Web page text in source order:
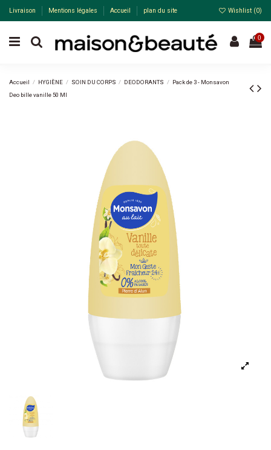
Livraison Mentions légales Accueil plan du site Wishlist (0)
0
Accueil HYGIÈNE SOIN DU CORPS DEODORANTS
Pack de 3 - Monsavon
Deo bille vanille 50 Ml